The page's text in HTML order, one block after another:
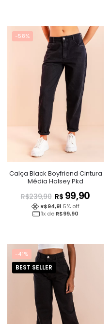
-58%
Calça Black Boyfriend Cintura
Média Halsey Pkd
R$239,90 R$ 99,90
R$94,91 5% off
1x de R$99,90
-41%
BEST SELLER